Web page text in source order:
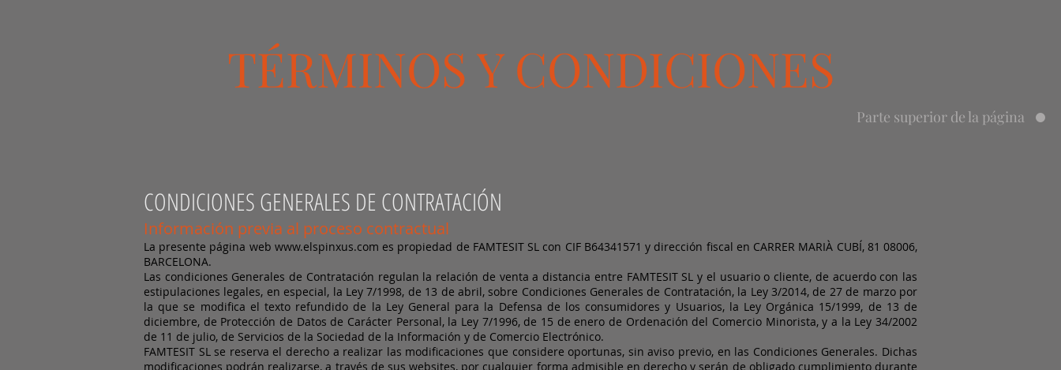
Parte superior de la página
TÉRMINOS Y CONDICIONES
CONDICIONES GENERALES DE CONTRATACIÓN
Información previa al proceso contractual
La presente página web www.elspinxus.com es propiedad de FAMTESIT SL con CIF B64341571 y dirección fiscal en CARRER MARIÀ CUBÍ, 81 08006,
BARCELONA.
Las condiciones Generales de Contratación regulan la relación de venta a distancia entre FAMTESIT SL y el usuario o cliente, de acuerdo con las
estipulaciones legales, en especial, la Ley 7/1998, de 13 de abril, sobre Condiciones Generales de Contratación, la Ley 3/2014, de 27 de marzo por
la que se modifica el texto refundido de la Ley General para la Defensa de los consumidores y Usuarios, la Ley Orgánica 15/1999, de 13 de
diciembre, de Protección de Datos de Carácter Personal, la Ley 7/1996, de 15 de enero de Ordenación del Comercio Minorista, y a la Ley 34/2002
de 11 de julio, de Servicios de la Sociedad de la Información y de Comercio Electrónico.
FAMTESIT SL se reserva el derecho a realizar las modificaciones que considere oportunas, sin aviso previo, en las Condiciones Generales. Dichas
modificaciones podrán realizarse, a través de sus websites, por cualquier forma admisible en derecho y serán de obligado cumplimiento durante